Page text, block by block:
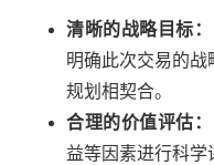
清晰的战略目标：
明确此次交易的
规划相契合。
合理的价值评估：
益等因素进行科